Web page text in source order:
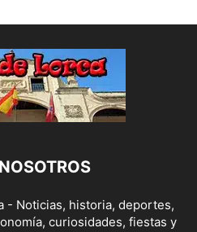
- Noticias, historia, deportes,
curiosidades, fiestas y